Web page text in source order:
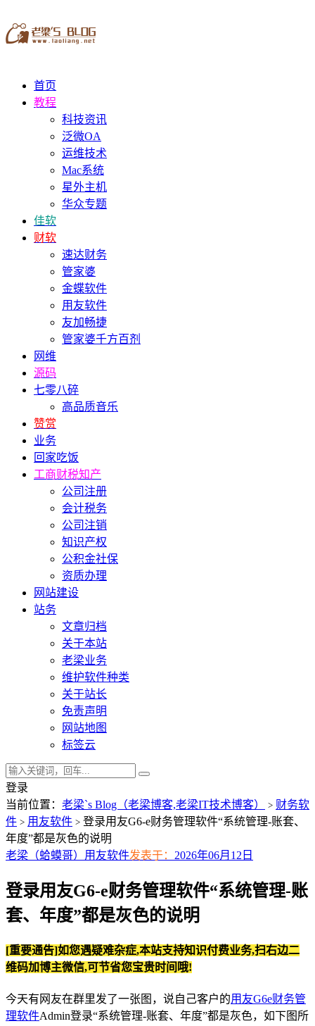
首页
教程
科技资讯
泛微OA
运维技术
Mac系统
星外主机
华众专题
佳软
财软
速达财务
管家婆
金蝶软件
用友软件
友加畅捷
管家婆千方百剂
网维
源码
七零八碎
高品质音乐
赞赏
业务
回家吃饭
工商财税知产
公司注册
会计税务
公司注销
知识产权
公积金社保
资质办理
网站建设
站务
文章归档
关于本站
老梁业务
维护软件种类
关于站长
免责声明
网站地图
标签云
登录
当前位置： 老梁`s Blog（老梁博客,老梁IT技术博客） > 财务软
件 > 用友软件 > 登录用友G6-e财务管理软件“系统管理-账套、
年度”都是灰色的说明
老梁（蛤蟆哥） 用友软件发表于： 2026年06月12日
登录用友G6-e财务管理软件“系统管理-账
套、年度”都是灰色的说明
[重要通告]如您遇疑难杂症,本站支持知识付费业务,扫右边二
维码加博主微信,可节省您宝贵时间哦!
今天有网友在群里发了一张图，说自己客户的用友G6e财务管
理软件Admin登录“系统管理-账套、年度”都是灰色，如下图所